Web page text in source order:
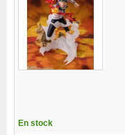
En stock